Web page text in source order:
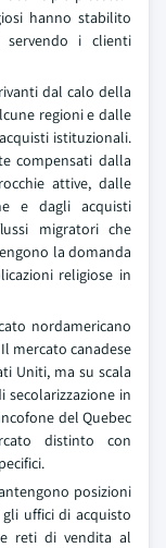
hanno stabilito
servendo i clienti
dal calo della
regioni e dalle
istituzionali.
compensati dalla
attive, dalle
e dagli acquisti
migratori che
la domanda
religiose in
nordamericano
mercato canadese
Uniti, ma su scala
in
del Quebec
distinto con
posizioni
uffici di acquisto
reti di vendita al